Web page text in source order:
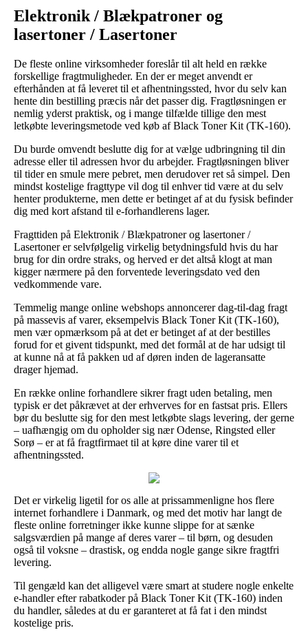
Elektronik / Blækpatroner og
lasertoner / Lasertoner
De fleste online virksomheder foreslår til alt held en række
forskellige fragtmuligheder. En der er meget anvendt er
efterhånden at få leveret til et afhentningssted, hvor du selv kan
hente din bestilling præcis når det passer dig. Fragtløsningen er
nemlig yderst praktisk, og i mange tilfælde tillige den mest
letkøbte leveringsmetode ved køb af Black Toner Kit (TK-160).
Du burde omvendt beslutte dig for at vælge udbringning til din
adresse eller til adressen hvor du arbejder. Fragtløsningen bliver
til tider en smule mere pebret, men derudover ret så simpel. Den
mindst kostelige fragttype vil dog til enhver tid være at du selv
henter produkterne, men dette er betinget af at du fysisk befinder
dig med kort afstand til e-forhandlerens lager.
Fragttiden på Elektronik / Blækpatroner og lasertoner /
Lasertoner er selvfølgelig virkelig betydningsfuld hvis du har
brug for din ordre straks, og herved er det altså klogt at man
kigger nærmere på den forventede leveringsdato ved den
vedkommende vare.
Temmelig mange online webshops annoncerer dag-til-dag fragt
på massevis af varer, eksempelvis Black Toner Kit (TK-160),
men vær opmærksom på at det er betinget af at der bestilles
forud for et givent tidspunkt, med det formål at de har udsigt til
at kunne nå at få pakken ud af døren inden de lageransatte
drager hjemad.
En række online forhandlere sikrer fragt uden betaling, men
typisk er det påkrævet at der erhverves for en fastsat pris. Ellers
bør du beslutte sig for den mest letkøbte slags levering, der gerne
– uafhængig om du opholder sig nær Odense, Ringsted eller
Sorø – er at få fragtfirmaet til at køre dine varer til et
afhentningssted.
Det er virkelig ligetil for os alle at prissammenligne hos flere
internet forhandlere i Danmark, og med det motiv har langt de
fleste online forretninger ikke kunne slippe for at sænke
salgsværdien på mange af deres varer – til børn, og desuden
også til voksne – drastisk, og endda nogle gange sikre fragtfri
levering.
Til gengæld kan det alligevel være smart at studere nogle enkelte
e-handler efter rabatkoder på Black Toner Kit (TK-160) inden
du handler, således at du er garanteret at få fat i den mindst
kostelige pris.